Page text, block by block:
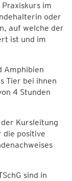
im
oder
auf welche der
ist und im
Amphibien
Tier bei ihnen
4 Stunden
Kursleitung
die positive
sind in